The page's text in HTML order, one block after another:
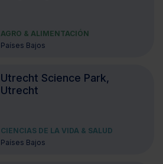
AGRO & ALIMENTACIÓN
Países Bajos
CIENCIAS DE LA VIDA & SALUD
Países Bajos
Utrecht Science Park,
Utrecht